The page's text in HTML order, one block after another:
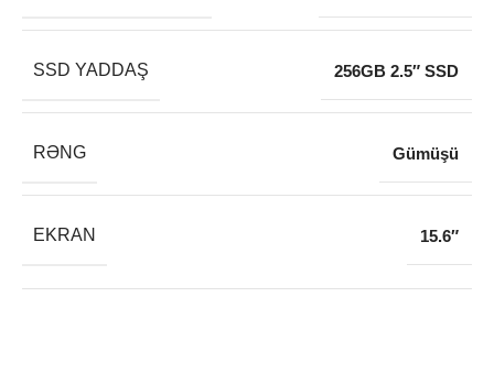
SSD YADDAŞ 256GB 2.5″ SSD
RƏNG Gümüşü
EKRAN 15.6″